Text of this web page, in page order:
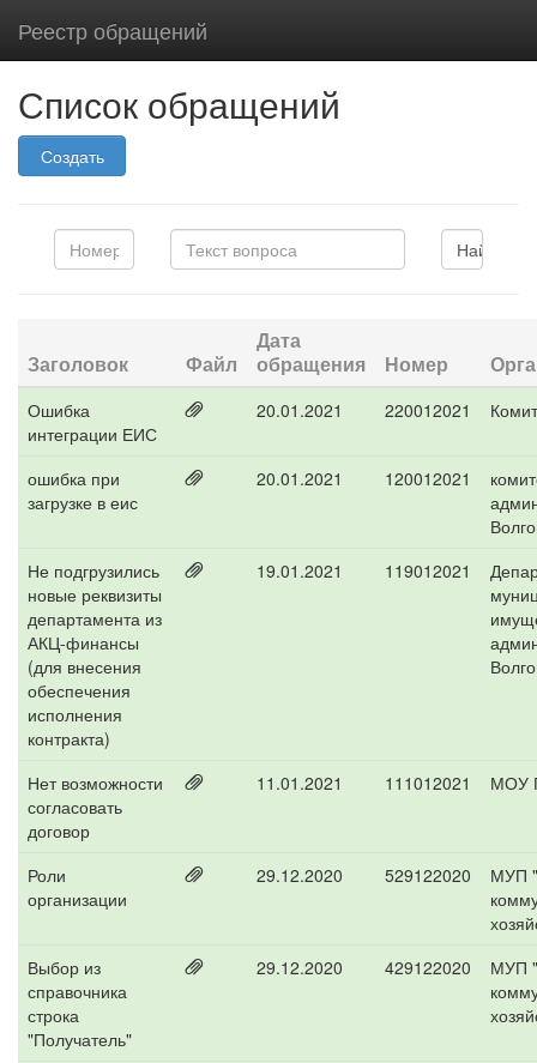
Реестр обращений
Список обращений
Создать
Заголовок Файл
Дата
обращения
Номер
Ошибка
интеграции ЕИС
20.01.2021 220012021
ошибка при
загрузке в еис
20.01.2021 120012021
Не подгрузились
новые реквизиты
департамента из
АКЦ-финансы
(для внесения
обеспечения
исполнения
контракта)
19.01.2021 119012021
Нет возможности
согласовать
договор
11.01.2021 111012021 МОУ
Роли
организации
29.12.2020 529122020
МУП
Выбор из
справочника
строка
"Получатель"
29.12.2020 429122020
МУП